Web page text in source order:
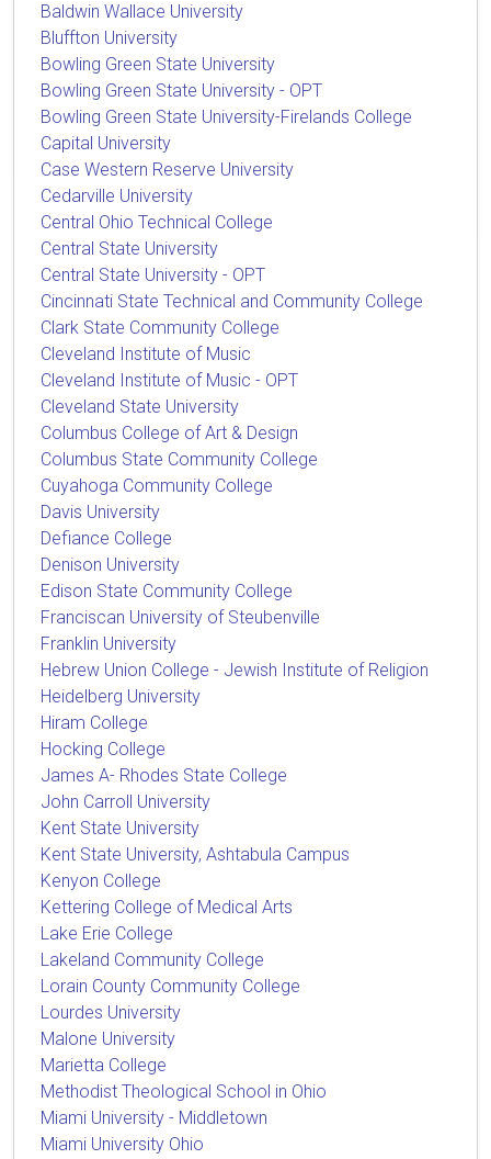
Baldwin Wallace University
Bluffton University
Bowling Green State University
Bowling Green State University - OPT
Bowling Green State University-Firelands College
Capital University
Case Western Reserve University
Cedarville University
Central Ohio Technical College
Central State University
Central State University - OPT
Cincinnati State Technical and Community College
Clark State Community College
Cleveland Institute of Music
Cleveland Institute of Music - OPT
Cleveland State University
Columbus College of Art & Design
Columbus State Community College
Cuyahoga Community College
Davis University
Defiance College
Denison University
Edison State Community College
Franciscan University of Steubenville
Franklin University
Hebrew Union College - Jewish Institute of Religion
Heidelberg University
Hiram College
Hocking College
James A- Rhodes State College
John Carroll University
Kent State University
Kent State University, Ashtabula Campus
Kenyon College
Kettering College of Medical Arts
Lake Erie College
Lakeland Community College
Lorain County Community College
Lourdes University
Malone University
Marietta College
Methodist Theological School in Ohio
Miami University - Middletown
Miami University Ohio